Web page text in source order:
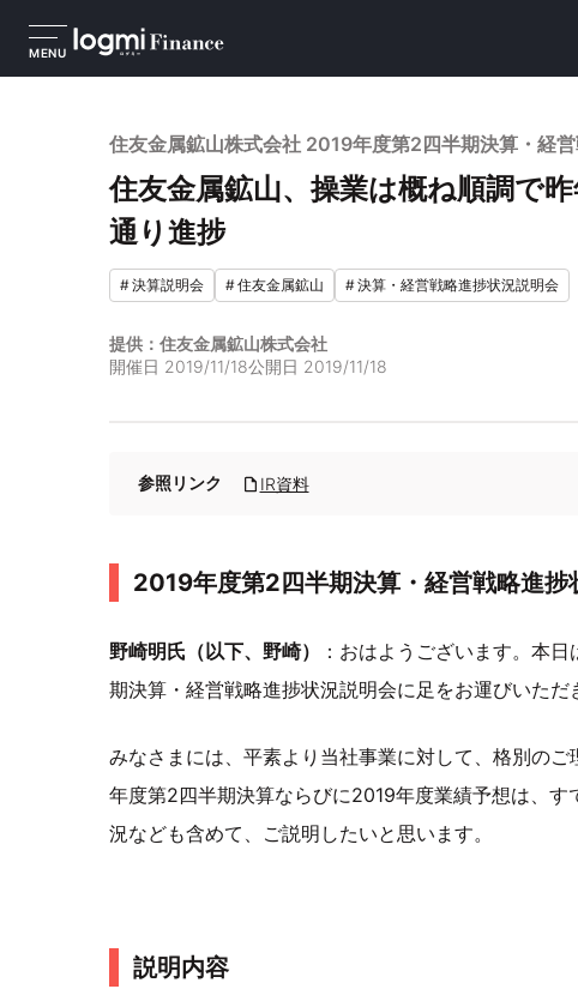
MENU
住友金属鉱山株式会社 2019年度第2四半期決算・経
住友金属鉱山、操業は概ね順調で
通り進捗
#決算説明会 #住友金属鉱山 #決算・経営戦略進捗状況説明会
提供：住友金属鉱山株式会社
開催日 2019/11/18公開日 2019/11/18
参照リンク IR資料
2019年度第2四半期決算・経営戦略進捗
野崎明氏（以下、野崎）
：おはようございます。本
期決算・経営戦略進捗状況説明会に足をお運びいただ
みなさまには、平素より当社事業に対して、格別の
年度第2四半期決算ならびに2019年度業績予想は、
況なども含めて、ご説明したいと思います。
説明内容